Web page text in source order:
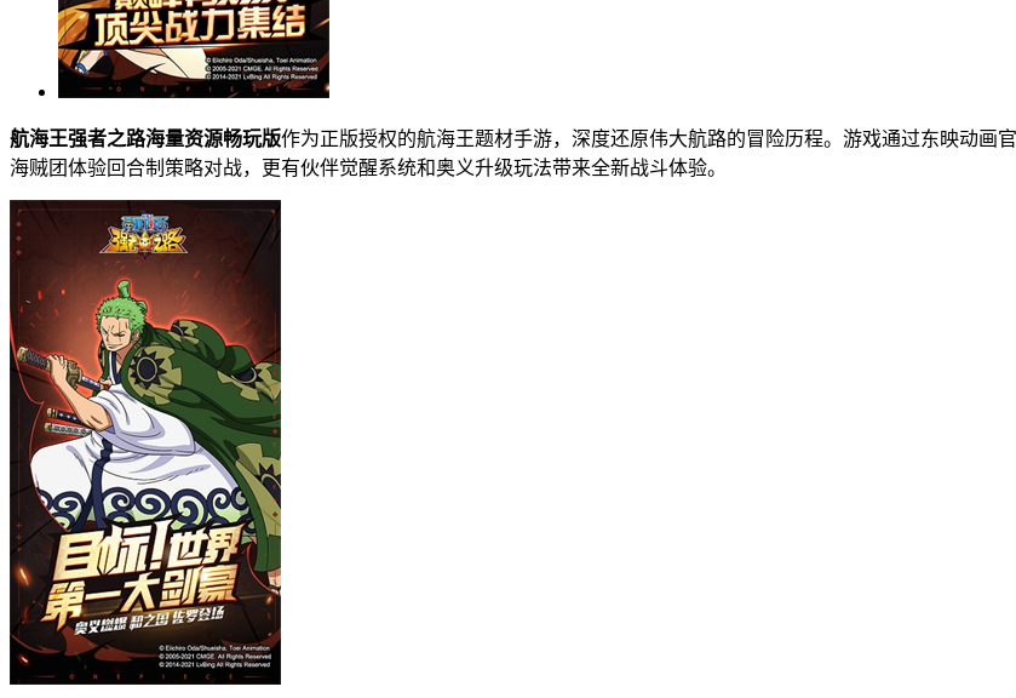
航海王强者之路海量资源畅玩版作为正版授权的航海王题材手游，深度还原伟大航路的冒险历程。游戏通过东映动画
海贼团体验回合制策略对战，更有伙伴觉醒系统和奥义升级玩法带来全新战斗体验。